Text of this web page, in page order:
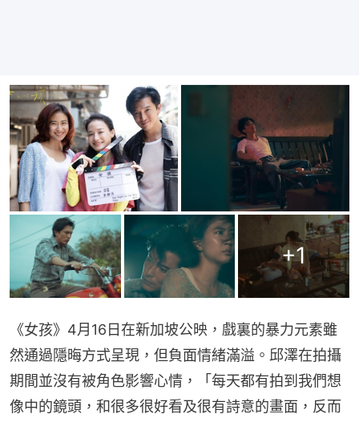
+1
《女孩》4月16日在新加坡公映，戲裏的暴力元素雖
然通過隱晦方式呈現，但負面情緒滿溢。邱澤在拍攝
期間並沒有被角色影響心情，「每天都有拍到我們想
像中的鏡頭，和很多很好看及很有詩意的畫面，反而